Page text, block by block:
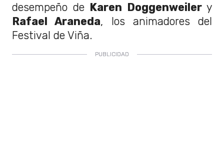
desempeño de Karen Doggenweilery
Rafael Araneda, los animadores del
Festival de Viña.